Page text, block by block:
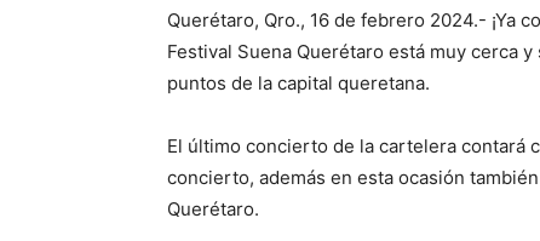
Querétaro, Qro., 16 de febrero 2024.- ¡Ya
Festival Suena Querétaro está muy cerca
puntos de la capital queretana.
El último concierto de la cartelera contará
concierto, además en esta ocasión
Querétaro.